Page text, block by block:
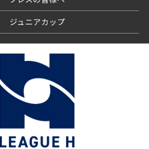
ジュニアカップ